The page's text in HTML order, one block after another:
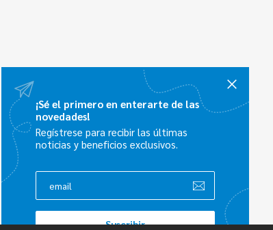
¡Sé el primero en enterarte de las
novedades!
Regístrese para recibir las últimas
noticias y beneficios exclusivos.